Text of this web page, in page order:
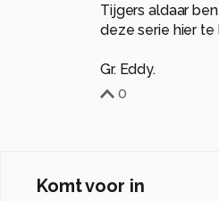
Tijgers aldaar
deze serie hier te
Gr. Eddy.
0
Komt voor in